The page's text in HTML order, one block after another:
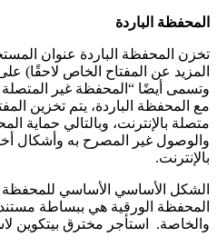
المحفظة الباردة
تخزن المحفظة الباردة عنوان
المزيد عن المفتاح الخاص لاحقًا)
وتسمى أيضًا “المحفظة غير المتصلة
مع المحفظة الباردة، يتم تخزين
متصلة بالإنترنت، وبالتالي حماية
والوصول غير المصرح به وأشكال
بالإنترنت.
الشكل الأساسي الأساسي للمحفظة
المحفظة الورقية هي ببساطة
والخاصة.
استأجر مخترق بيتكوين